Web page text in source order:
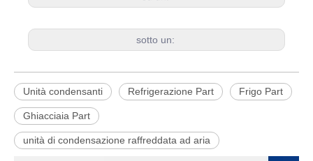
sotto un:
Unità condensanti Refrigerazione Part Frigo Part
Ghiacciaia Part
unità di condensazione raffreddata ad aria